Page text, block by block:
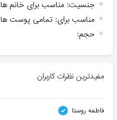
جنسیت: مناسب برای خانم ها
مناسب برای: تمامی پوست ها
حجم:
مفیدترین نظرات کاربران
فاطمه روستا